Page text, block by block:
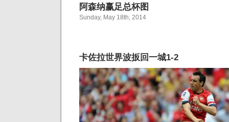
阿森纳赢足总杯图
Sunday, May 18th, 2014
卡佐拉世界波扳回一城1-2